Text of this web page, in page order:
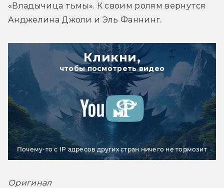
«Владычица тьмы». К своим ролям вернутся
Анджелина Джоли и Эль Фаннинг.
Кликни,
чтобы посмотреть видео
Почему-то с IP адресов других стран ничего не тормозит
Оригинал